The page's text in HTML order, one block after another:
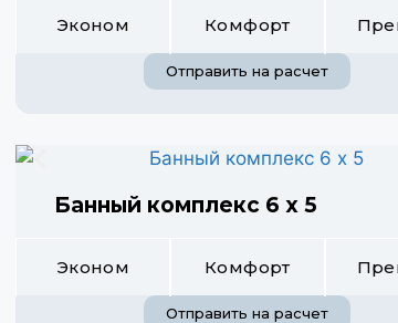
Эконом Комфорт
Отправить на расчет
Банный комплекс 6 х 5
Эконом Комфорт
Отправить на расчет